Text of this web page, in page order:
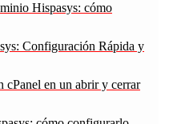
Hispasys: cómo
Configuración Rápida y
cPanel en un abrir y cerrar